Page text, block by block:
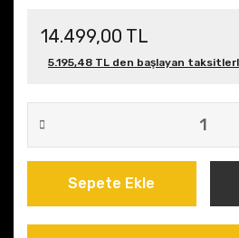
14.499,00 TL
5.195,48 TL den başlayan
Sepete Ekle